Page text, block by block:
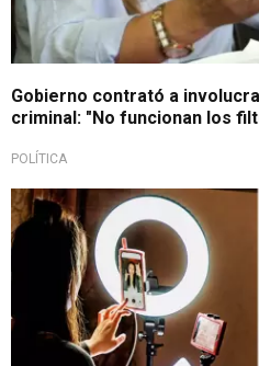
Gobierno contrató a
criminal: "No funcionan los
POLÍTICA
Ley para la contratación